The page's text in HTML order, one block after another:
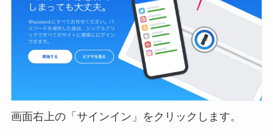
画面右上の「サインイン」をクリックします。